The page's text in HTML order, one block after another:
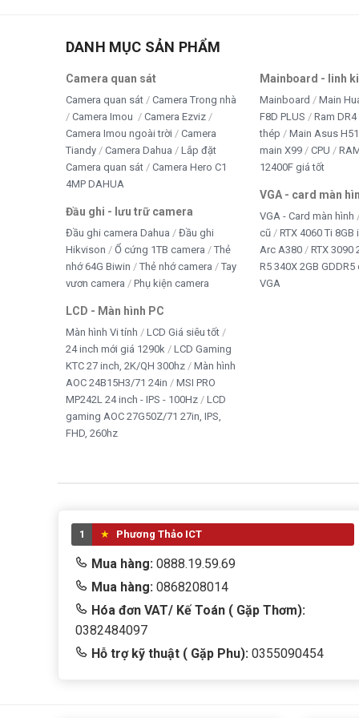
– cao cấp. Nếu bạn đang tìm kiếm một bộ nguồn đáng
phẩm khó có thể bỏ qua.
DANH MỤC SẢN PHẨM
Camera quan sát
Camera quan sát
Camera Trong nhà
Camera Imou
Camera Ezviz
Camera Imou ngoài trời
Camera
Tiandy
Camera Dahua
Lắp đặt
Camera quan sát
Camera Hero C1
4MP DAHUA
Đầu ghi - lưu trữ camera
Đầu ghi camera Dahua
Đầu ghi
Hikvison
Ổ cứng 1TB camera
Thẻ
nhớ 64G Biwin
Thẻ nhớ camera
Tay
vươn camera
Phụ kiện camera
LCD - Màn hình PC
Màn hình Vi tính
LCD Giá siêu tốt
24 inch mới giá 1290k
LCD Gaming
KTC 27 inch, 2K/QH 300hz
Màn hình
AOC 24B15H3/71 24in
MSI PRO
MP242L 24 inch - IPS - 100Hz
LCD
gaming AOC 27G50Z/71 27in, IPS,
FHD, 260hz
Mainboard - linh
Mainboard
Main
F8D PLUS
Ram
thép
Main Asus
main X99
CPU
12400F giá tốt
VGA - card màn
VGA - Card màn hình
cũ
RTX 4060 Ti 8GB
Arc A380
RTX 3090
R5 340X 2GB GDDR5
VGA
1 Phương Thảo ICT
Mua hàng: 0888.19.59.69
Mua hàng: 0868208014
Hóa đơn VAT/ Kế Toán ( Gặp Thơm):
0382484097
Hỗ trợ kỹ thuật ( Gặp Phu): 0355090454